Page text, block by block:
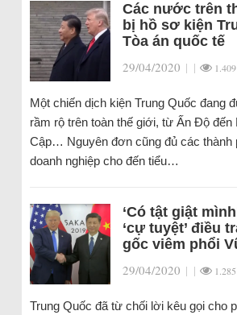
Các nước trên
bị hồ sơ kiện
Tòa án quốc tế
29/04/2020 | | 1.409
Một chiến dịch kiện Trung Quốc đang
rầm rộ trên toàn thế giới, từ Ấn Độ đến
Cập… Nguyên đơn cũng đủ các thành
doanh nghiệp cho đến tiểu…
‘Có tật giật
‘cự tuyệt’ điều
gốc viêm phổi
29/04/2020 | | 1.285
Trung Quốc đã từ chối lời kêu gọi cho